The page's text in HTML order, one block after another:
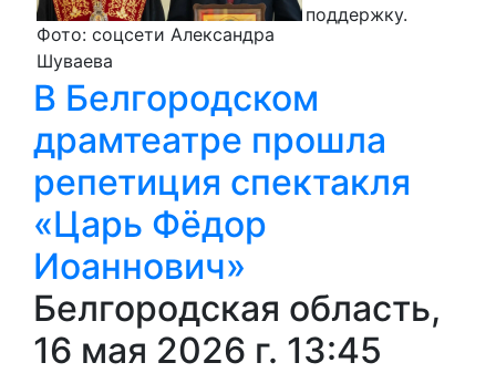
Фото: соцсети Александра
Шуваева
поддержку.
В Белгородском
драмтеатре прошла
репетиция спектакля
«Царь Фёдор
Иоаннович»
Белгородская область,
16 мая 2026 г. 13:45